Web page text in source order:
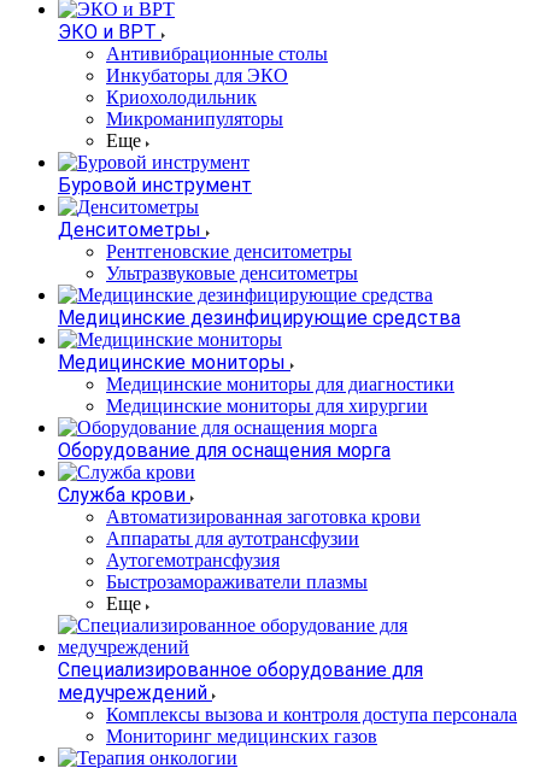
ЭКО и ВРТ
Антивибрационные столы
Инкубаторы для ЭКО
Криохолодильник
Микроманипуляторы
Еще
Буровой инструмент
Денситометры
Рентгеновские денситометры
Ультразвуковые денситометры
Медицинские дезинфицирующие средства
Медицинские мониторы
Медицинские мониторы для диагностики
Медицинские мониторы для хирургии
Оборудование для оснащения морга
Служба крови
Автоматизированная заготовка крови
Аппараты для аутотрансфузии
Аутогемотрансфузия
Быстрозамораживатели плазмы
Еще
Специализированное оборудование для
медучреждений
Комплексы вызова и контроля доступа персонала
Мониторинг медицинских газов